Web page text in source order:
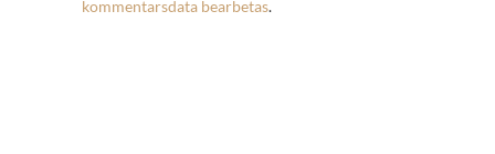
kommentarsdata bearbetas.